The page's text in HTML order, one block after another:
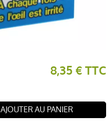
8,35 € TTC
AJOUTER AU PANIER